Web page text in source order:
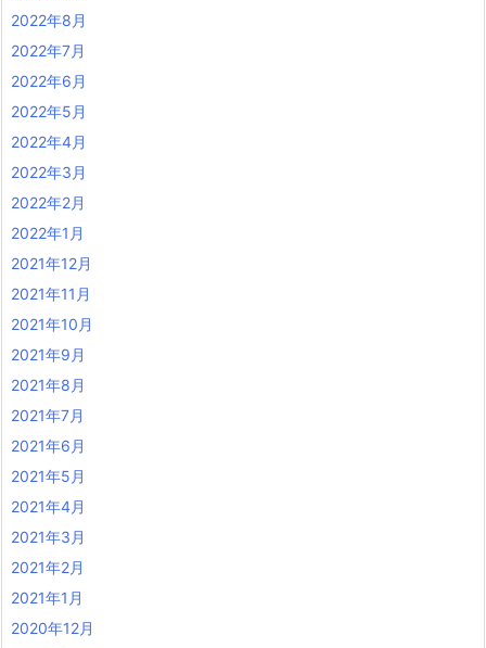
2022年8月
2022年7月
2022年6月
2022年5月
2022年4月
2022年3月
2022年2月
2022年1月
2021年12月
2021年11月
2021年10月
2021年9月
2021年8月
2021年7月
2021年6月
2021年5月
2021年4月
2021年3月
2021年2月
2021年1月
2020年12月